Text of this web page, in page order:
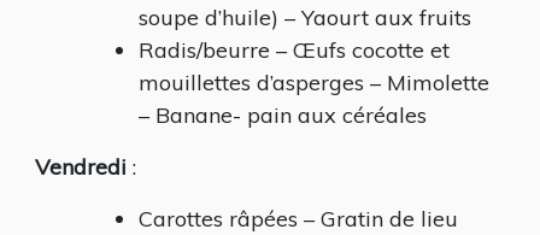
soupe d’huile) – Yaourt aux fruits
Radis/beurre – Œufs cocotte et
mouillettes d’asperges – Mimolette
– Banane- pain aux céréales
Vendredi :
Carottes râpées – Gratin de lieu